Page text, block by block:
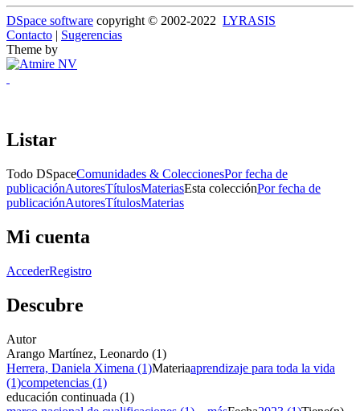
DSpace software copyright © 2002-2022 LYRASIS
Contacto | Sugerencias
Theme by
Listar
Todo DSpaceComunidades & ColeccionesPor fecha de
publicaciónAutoresTítulosMateriasEsta colecciónPor fecha de
publicaciónAutoresTítulosMaterias
Mi cuenta
AccederRegistro
Descubre
Autor
Arango Martínez, Leonardo (1)
Herrera, Daniela Ximena (1)Materiaaprendizaje para toda la vida
(1)competencias (1)
educación continuada (1)